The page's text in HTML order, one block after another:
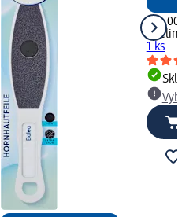
139,00
ebelin
1 ks